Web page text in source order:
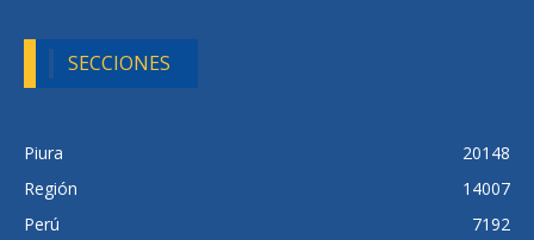
SECCIONES
Piura
20148
Región
14007
Perú
7192